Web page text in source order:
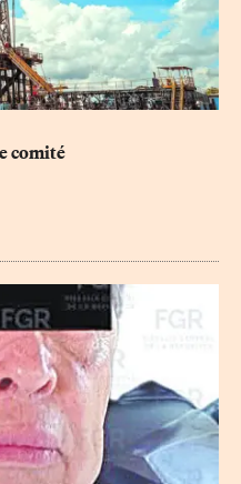
comité